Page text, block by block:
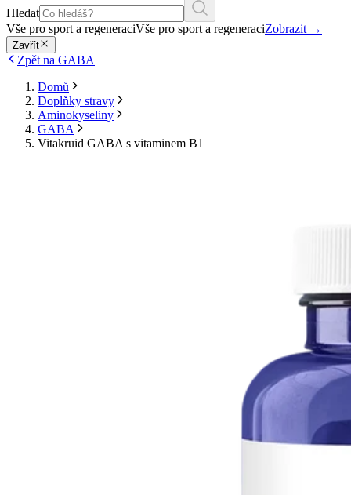
Hledat
Vše pro sport a regeneraciVše pro sport a regeneraciZobrazit →
Zavřít
Zpět na GABA
Domů
Doplňky stravy
Aminokyseliny
GABA
Vitakruid GABA s vitaminem B1